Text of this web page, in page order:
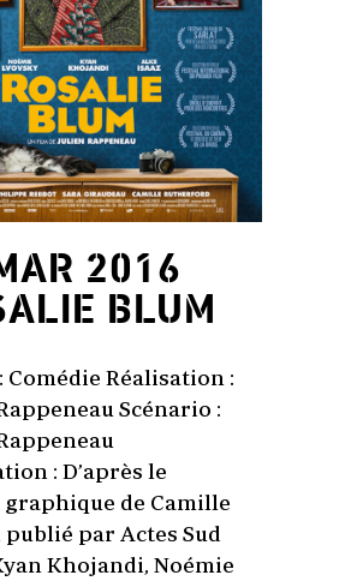
2016
BLUM
Comédie Réalisation :
Scénario :
: D’après le
de Camille
publié par Actes Sud
Khojandi, Noémie